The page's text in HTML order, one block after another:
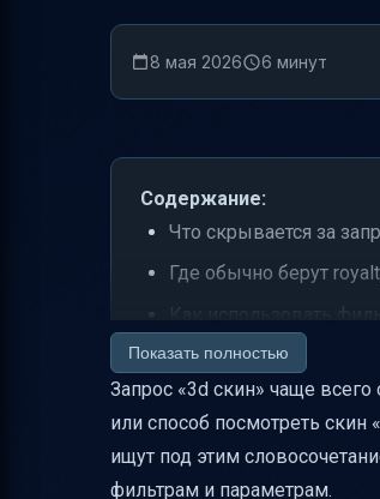
8 мая 2026 6 минут
Содержание:
Что скрывается за
Где обычно берут
Как использовать
Если нужен не просто
Гибкие настройки
Фильтрация скинов:
Показать полностью
Запрос «3d скин» чаще
или способ посмотреть скин
ищут под этим
фильтрам и параметрам.